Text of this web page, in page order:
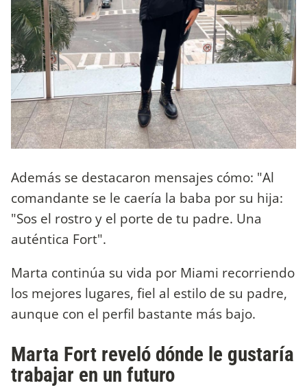
Además se destacaron mensajes cómo: "Al
comandante se le caería la baba por su hija:
"Sos el rostro y el porte de tu padre. Una
auténtica Fort".
Marta continúa su vida por Miami recorriendo
los mejores lugares, fiel al estilo de su padre,
aunque con el perfil bastante más bajo.
Marta Fort reveló dónde le gustaría
trabajar en un futuro